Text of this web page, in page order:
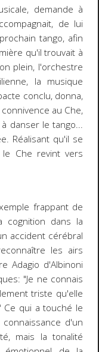
demande à
de lui
tango, afin
qu'il trouvait à
plein, l'orchestre
la musique
conclu, donna,
au Che,
danser le tango...
Réalisant qu'il se
Che revint vers
frappant de
cognition dans la
accident cérébral
les airs
Adagio d'Albinoni
"Je ne connais
triste qu'elle
Ce qui a touché le
d'un
mais la tonalité